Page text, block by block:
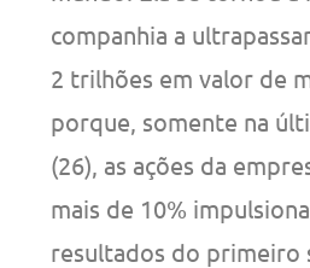
companhia a
2 trilhões em valor de
porque, somente na
(26), as ações da
mais de 10%
resultados do primeiro